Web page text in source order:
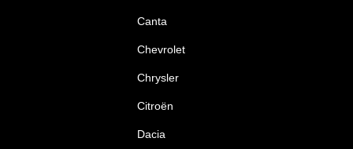
Canta
Chevrolet
Chrysler
Citroën
Dacia